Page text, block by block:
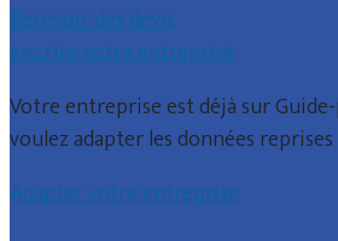
Recevoir des devis
Inscrire votre entreprise
Votre entreprise est déjà sur
voulez adapter les données reprises
Adapter votre entreprise